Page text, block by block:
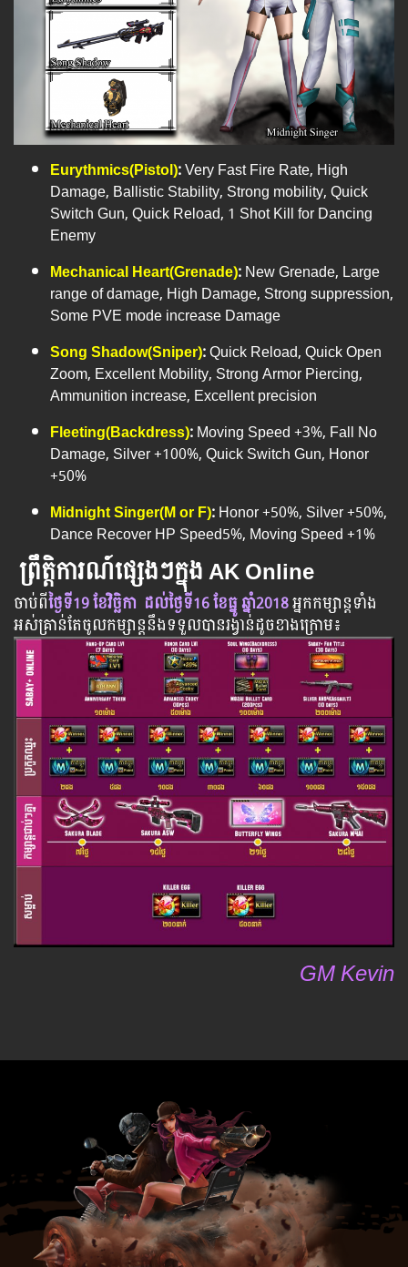
Eurythmics(Pistol):Very Fast Fire Rate, High
Damage, Ballistic Stability, Strong mobility, Quick
Switch Gun, Quick Reload, 1 Shot Kill for Dancing
Enemy
Mechanical Heart(Grenade):New Grenade, Large
range of damage, High Damage, Strong suppression,
Some PVE mode increase Damage
Song Shadow(Sniper):Quick Reload, Quick Open
Zoom, Excellent Mobility, Strong Armor Piercing,
Ammunition increase, Excellent precision
Fleeting(Backdress):Moving Speed +3%, Fall No
Damage, Silver +100%, Quick Switch Gun, Honor
+50%
Midnight Singer(M or F):Honor +50%, Silver +50%,
Dance Recover HP Speed5%, Moving Speed +1%
ព្រឹត្តិការណ៍ផ្សេងៗក្នុង AK Online
ចាប់​ពីថ្ងៃ​ទី19 ខែវិច្ឆិកា ដល់​ថ្ងៃ​ទី16 ខែធ្នូ ឆ្នាំ2018អ្នក​កម្សាន្ដ​ទាំង
អស់​គ្រាន់​តែ​ចូល​កម្សាន្ដ​នឹង​ទទួល​បាន​រង្វាន់​ដូចខាងក្រោម​៖
GM Kevin